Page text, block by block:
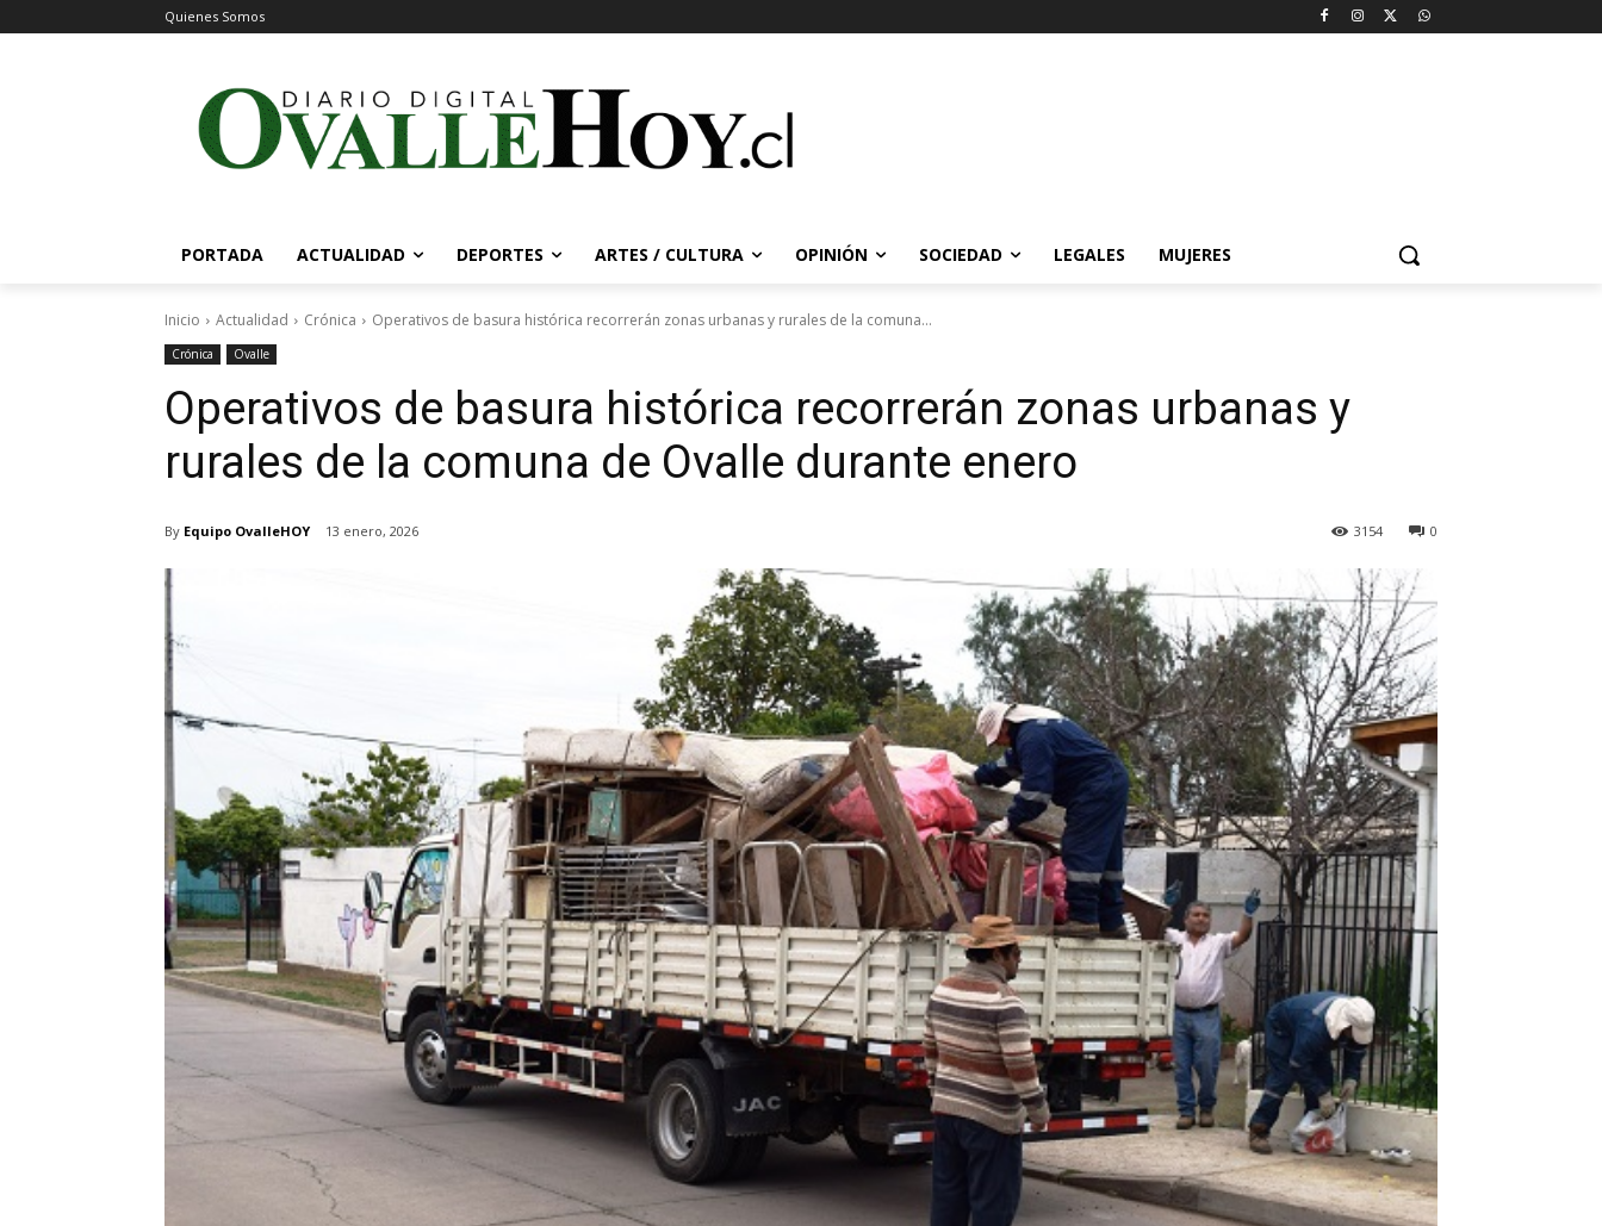
Quienes Somos
PORTADA ACTUALIDAD DEPORTES ARTES / CULTURA OPINIÓN SOCIEDAD LEGALES MUJERES
Inicio Actualidad Crónica Operativos de basura histórica recorrerán zonas urbanas y rurales de la comuna...
Crónica Ovalle
Operativos de basura histórica recorrerán zonas urbanas y
rurales de la comuna de Ovalle durante enero
By Equipo OvalleHOY 13 enero, 2026 0
3154